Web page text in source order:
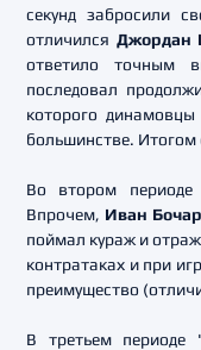
секунд забросили
отличился Джордан
ответило точным
последовал
которого
большинстве. Итогом
Во втором периоде
Впрочем, Иван
поймал кураж и
контратаках и при
преимущество
В третьем периоде